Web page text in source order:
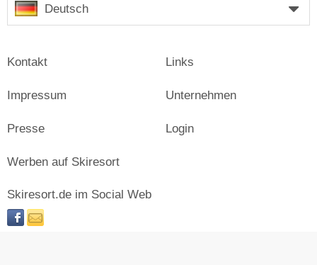
Deutsch
Kontakt
Impressum
Presse
Links
Unternehmen
Login
Werben auf Skiresort
Skiresort.de im Social Web
facebooknewsletter